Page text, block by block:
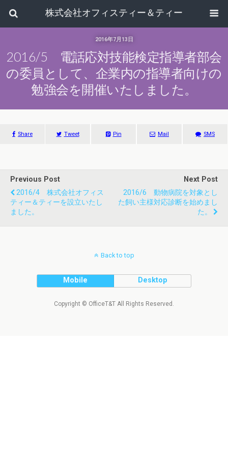
株式会社オフィスティー＆ティー
2016年7月13日
2016/5 電話応対技能検定指導者部会
の委員として、企業内の指導者向けの
勉強会を開催いたしました。
Share Tweet Pin Mail SMS
Previous Post
2016/4 株式会社オフィス
ティー＆ティーを設立いたし
ました。
Next Post
2016/6 動物病院を対象とし
た飼い主様対応診断を始めまし
た。
Back to top
Mobile Desktop
Copyright © OfficeT&T All Rights Reserved.